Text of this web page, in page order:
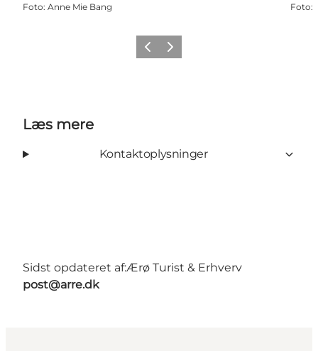
Foto: Anne Mie Bang Foto:
ForrigeNæste
Læs mere
Kontaktoplysninger
Sidst opdateret af:Ærø Turist & Erhverv
post@arre.dk